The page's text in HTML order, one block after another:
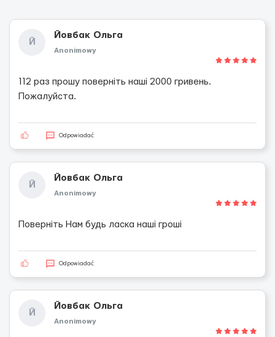
Й
Йовбак Ольга
Anonimowy
112 раз прошу поверніть наші 2000 гривень.
Пожалуйста.
Odpowiadać
Й
Йовбак Ольга
Anonimowy
Поверніть Нам будь ласка наші гроші
Odpowiadać
Й
Йовбак Ольга
Anonimowy